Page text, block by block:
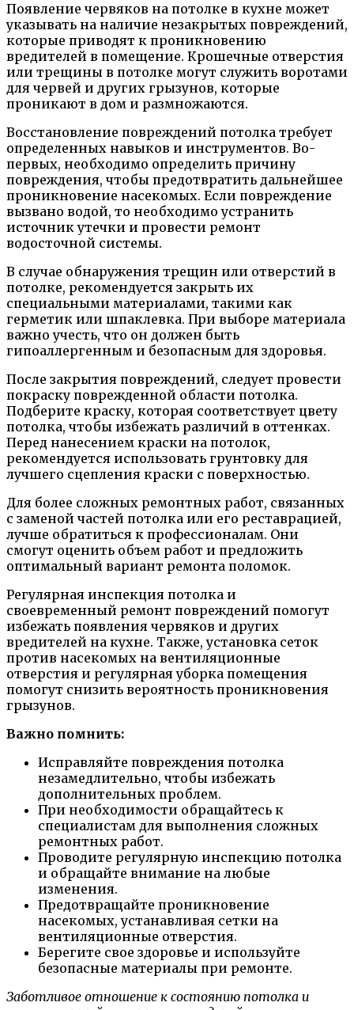
Появление червяков на потолке в кухне может
указывать на наличие незакрытых повреждений,
которые приводят к проникновению
вредителей в помещение. Крошечные отверстия
или трещины в потолке могут служить воротами
для червей и других грызунов, которые
проникают в дом и размножаются.
Восстановление повреждений потолка требует
определенных навыков и инструментов. Во-
первых, необходимо определить причину
повреждения, чтобы предотвратить дальнейшее
проникновение насекомых. Если повреждение
вызвано водой, то необходимо устранить
источник утечки и провести ремонт
водосточной системы.
В случае обнаружения трещин или отверстий в
потолке, рекомендуется закрыть их
специальными материалами, такими как
герметик или шпаклевка. При выборе материала
важно учесть, что он должен быть
гипоаллергенным и безопасным для здоровья.
После закрытия повреждений, следует провести
покраску поврежденной области потолка.
Подберите краску, которая соответствует цвету
потолка, чтобы избежать различий в оттенках.
Перед нанесением краски на потолок,
рекомендуется использовать грунтовку для
лучшего сцепления краски с поверхностью.
Для более сложных ремонтных работ, связанных
с заменой частей потолка или его реставрацией,
лучше обратиться к профессионалам. Они
смогут оценить объем работ и предложить
оптимальный вариант ремонта поломок.
Регулярная инспекция потолка и
своевременный ремонт повреждений помогут
избежать появления червяков и других
вредителей на кухне. Также, установка сеток
против насекомых на вентиляционные
отверстия и регулярная уборка помещения
помогут снизить вероятность проникновения
грызунов.
Важно помнить:
Исправляйте повреждения потолка
незамедлительно, чтобы избежать
дополнительных проблем.
При необходимости обращайтесь к
специалистам для выполнения сложных
ремонтных работ.
Проводите регулярную инспекцию потолка
и обращайте внимание на любые
изменения.
Предотвращайте проникновение
насекомых, устанавливая сетки на
вентиляционные отверстия.
Берегите свое здоровье и используйте
безопасные материалы при ремонте.
Заботливое отношение к состоянию потолка и